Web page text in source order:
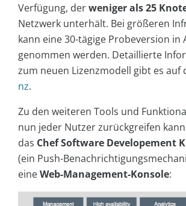
Verfügung, derweniger als 25
Netzwerk unterhält. Bei größeren
kann eine 30-tägige Probeversion in
genommen werden. Detaillierte
zum neuen Lizenzmodell gibt es auf
nz.
Zu den weiteren Tools und
nun jeder Nutzer zurückgreifen
das Chef Software Developement
(ein Push-
eineWeb-Management-Konsole: